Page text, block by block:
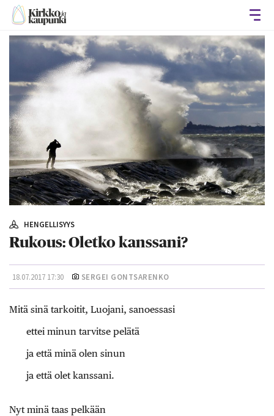
HENGELLISYYS
Rukous: Oletko kanssani?
18.07.2017 17:30 SERGEI GONTSARENKO
Mitä sinä tarkoitit, Luojani, sanoessasi
ettei minun tarvitse pelätä
ja että minä olen sinun
ja että olet kanssani.
Nyt minä taas pelkään